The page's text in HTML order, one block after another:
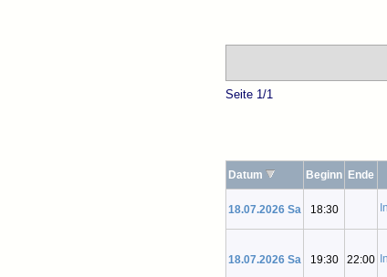
Seite 1/1
Datum Beginn Ende
18.07.2026 Sa 18:30
18.07.2026 Sa 19:30 22:00